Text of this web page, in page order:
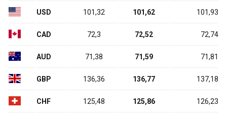
USD 101,32 101,62 101,93
CAD 72,3 72,52 72,74
AUD 71,38 71,59 71,81
GBP 136,36 136,77 137,18
CHF 125,48 125,86 126,23